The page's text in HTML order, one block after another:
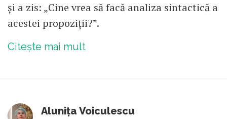
și a zis: „Cine vrea să facă analiza sintactică a
acestei propoziții?”.
Citește mai mult
Alunița Voiculescu